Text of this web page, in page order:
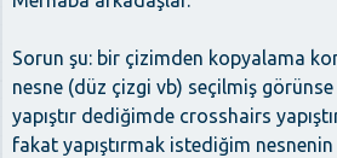
Sorun şu: bir çizimden kopyalama
nesne (düz çizgi vb) seçilmiş
yapıştır dediğimde crosshairs
fakat yapıştırmak istediğim